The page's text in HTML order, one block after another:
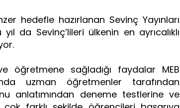
hedefle hazırlanan Sevinç Yayınları
da Sevinç’lileri ülkenin en ayrıcalıklı
öğretmene sağladığı faydalar MEB
uzman öğretmenler tarafından
anlatımından deneme testlerine ve